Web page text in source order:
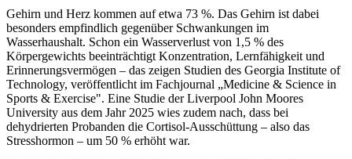
Gehirn und Herz kommen auf etwa 73 %. Das Gehirn ist dabei
besonders empfindlich gegenüber Schwankungen im
Wasserhaushalt. Schon ein Wasserverlust von 1,5 % des
Körpergewichts beeinträchtigt Konzentration, Lernfähigkeit und
Erinnerungsvermögen – das zeigen Studien des Georgia Institute of
Technology, veröffentlicht im Fachjournal „Medicine & Science in
Sports & Exercise". Eine Studie der Liverpool John Moores
University aus dem Jahr 2025 wies zudem nach, dass bei
dehydrierten Probanden die Cortisol-Ausschüttung – also das
Stresshormon – um 50 % erhöht war.